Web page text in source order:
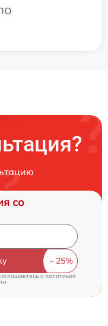
со
cполитикой